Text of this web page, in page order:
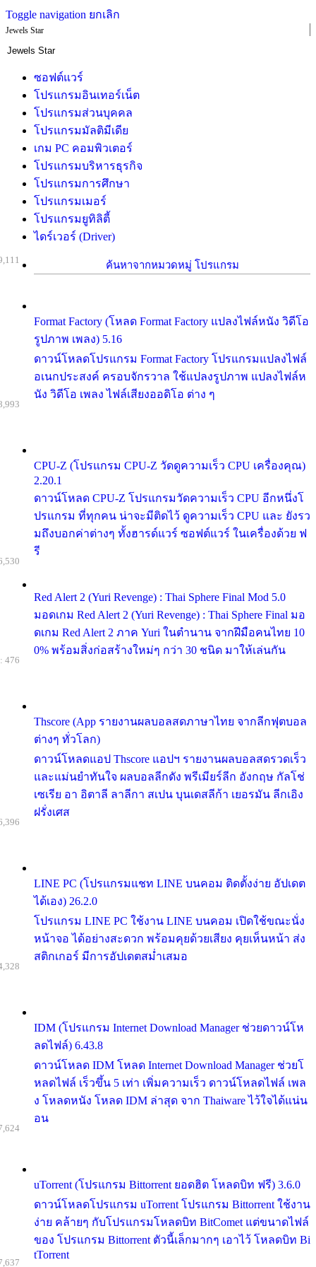
Toggle navigation ยกเลิก
Jewels Star
ซอฟต์แวร์
โปรแกรมอินเทอร์เน็ต
โปรแกรมส่วนบุคคล
โปรแกรมมัลติมีเดีย
เกม PC คอมพิวเตอร์
โปรแกรมบริหารธุรกิจ
โปรแกรมการศึกษา
โปรแกรมเมอร์
โปรแกรมยูทิลิตี้
ไดร์เวอร์ (Driver)
ค้นหาจากหมวดหมู่ โปรแกรม
Format Factory (โหลด Format Factory แปลงไฟล์หนัง วิดีโอ
รูปภาพ เพลง) 5.16
ดาวน์โหลดโปรแกรม Format Factory โปรแกรมแปลงไฟล์
อเนกประสงค์ ครอบจักรวาล ใช้แปลงรูปภาพ แปลงไฟล์ห
นัง วิดีโอ เพลง ไฟล์เสียงออดิโอ ต่าง ๆ
CPU-Z (โปรแกรม CPU-Z วัดดูความเร็ว CPU เครื่องคุณ)
2.20.1
ดาวน์โหลด CPU-Z โปรแกรมวัดความเร็ว CPU อีกหนึ่งโ
ปรแกรม ที่ทุกคน น่าจะมีติดไว้ ดูความเร็ว CPU และ ยังรว
มถึงบอกค่าต่างๆ ทั้งฮารด์แวร์ ซอฟต์แวร์ ในเครื่องด้วย ฟ
รี
Red Alert 2 (Yuri Revenge) : Thai Sphere Final Mod 5.0
มอดเกม Red Alert 2 (Yuri Revenge) : Thai Sphere Final มอ
ดเกม Red Alert 2 ภาค Yuri ในตำนาน จากฝีมือคนไทย 10
0% พร้อมสิ่งก่อสร้างใหม่ๆ กว่า 30 ชนิด มาให้เล่นกัน
Thscore (App รายงานผลบอลสดภาษาไทย จากลีกฟุตบอล
ต่างๆ ทั่วโลก)
ดาวน์โหลดแอป Thscore แอปฯ รายงานผลบอลสดรวดเร็ว
และแม่นยำทันใจ ผลบอลลีกดัง พรีเมียร์ลีก อังกฤษ กัลโช่
เซเรีย อา อิตาลี ลาลีกา สเปน บุนเดสลีก้า เยอรมัน ลีกเอิง
ฝรั่งเศส
476
LINE PC (โปรแกรมแชท LINE บนคอม ติดตั้งง่าย อัปเดต
ได้เอง) 26.2.0
โปรแกรม LINE PC ใช้งาน LINE บนคอม เปิดใช้ขณะนั่ง
หน้าจอ ได้อย่างสะดวก พร้อมคุยด้วยเสียง คุยเห็นหน้า ส่ง
สติกเกอร์ มีการอัปเดตสม่ำเสมอ
IDM (โปรแกรม Internet Download Manager ช่วยดาวน์โห
ลดไฟล์) 6.43.8
ดาวน์โหลด IDM โหลด Internet Download Manager ช่วยโ
หลดไฟล์ เร็วขึ้น 5 เท่า เพิ่มความเร็ว ดาวน์โหลดไฟล์ เพล
ง โหลดหนัง โหลด IDM ล่าสุด จาก Thaiware ไว้ใจได้แน่น
อน
uTorrent (โปรแกรม Bittorrent ยอดฮิต โหลดบิท ฟรี) 3.6.0
ดาวน์โหลดโปรแกรม uTorrent โปรแกรม Bittorrent ใช้งาน
ง่าย คล้ายๆ กับโปรแกรมโหลดบิท BitComet แต่ขนาดไฟล์
ของ โปรแกรม Bittorrent ตัวนี้เล็กมากๆ เอาไว้ โหลดบิท Bi
tTorrent